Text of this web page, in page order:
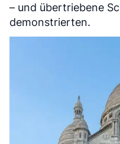
– und übertriebene
demonstrierten.